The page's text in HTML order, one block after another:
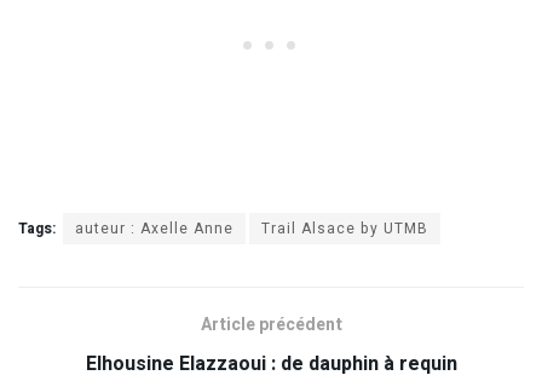
Tags: auteur : Axelle Anne Trail Alsace by UTMB
Article précédent
Elhousine Elazzaoui : de dauphin à requin